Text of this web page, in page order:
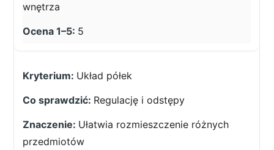
wnętrza
5
Układ półek
Regulację i odstępy
Ułatwia rozmieszczenie różnych
przedmiotów